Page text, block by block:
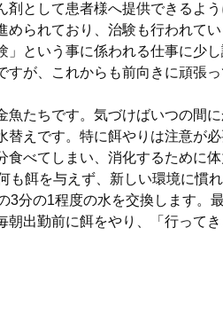
剤として患者様へ提供できるよ
られており、治験も行われてい
」という事に係われる仕事に少
が、これからも前向きに頑張っ
たちです。気づけばいつの間
替えです。特に餌やりは注意が
べてしまい、消化するために
も餌を与えず、新しい環境に慣
3分の1程度の水を交換します。
出勤前に餌をやり、「行って